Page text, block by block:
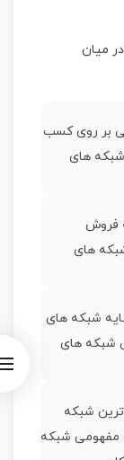
میان
بر روی کسب
شبکه های
فروش
های
شبکه های
شبکه های
شبکه
مفهومی شبکه